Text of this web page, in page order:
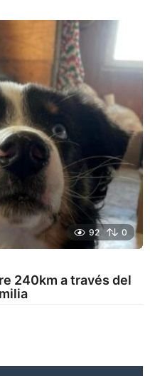
92 0
240km a través del